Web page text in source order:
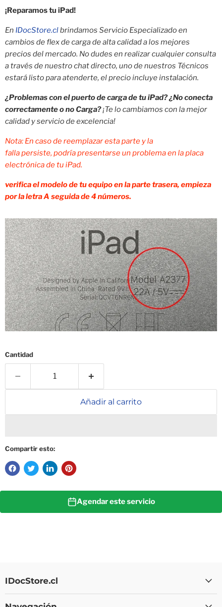
¡Reparamos tu iPad!
En IDocStore.clbrindamos Servicio Especializado en
cambios de flex de carga de alta calidad a los mejores
precios del mercado. No dudes en realizar cualquier consulta
a través de nuestro chat directo, uno de nuestros Técnicos
estará listo para atenderte, el precio incluye instalación.
¿Problemas con el puerto de carga de tu iPad? ¿No conecta
correctamente o no Carga?¡Te lo cambiamos con la mejor
calidad y servicio de excelencia!
Nota: En caso de reemplazar esta parte y la
falla persiste, podría presentarse un problema en la placa
electrónica de tu iPad.
verifica el modelo de tu equipo en la parte trasera, empieza
por la letra A seguida de 4 números.
Cantidad
Añadir al carrito
Compartir esto:
Agendar este servicio
IDocStore.cl